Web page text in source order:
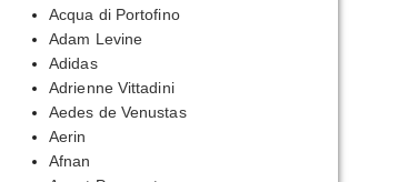
Acqua di Portofino
Adam Levine
Adidas
Adrienne Vittadini
Aedes de Venustas
Aerin
Afnan